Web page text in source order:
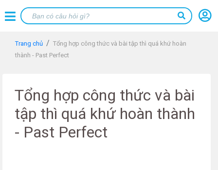
Trang chủ
Tổng hợp công thức và bài tập thì quá khứ hoàn
thành - Past Perfect
Tổng hợp công thức và bài
tập thì quá khứ hoàn thành
- Past Perfect